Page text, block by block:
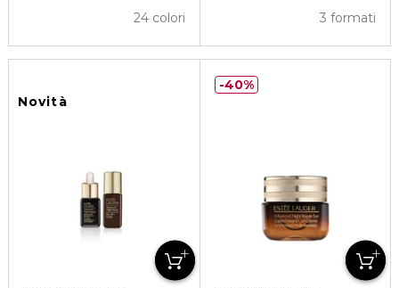
24 colori 3 formati
Novità
40%